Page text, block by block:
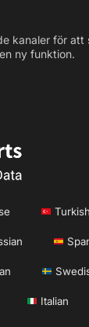
kanaler för
ny funktion.
Turkish
Italian